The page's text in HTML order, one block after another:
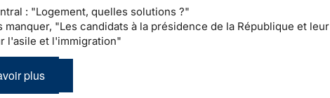
: "Logement, quelles solutions ?"
manquer, "Les candidats à la présidence de la République et leur
l'asile et l'immigration"
plus